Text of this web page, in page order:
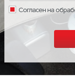
Согласен на